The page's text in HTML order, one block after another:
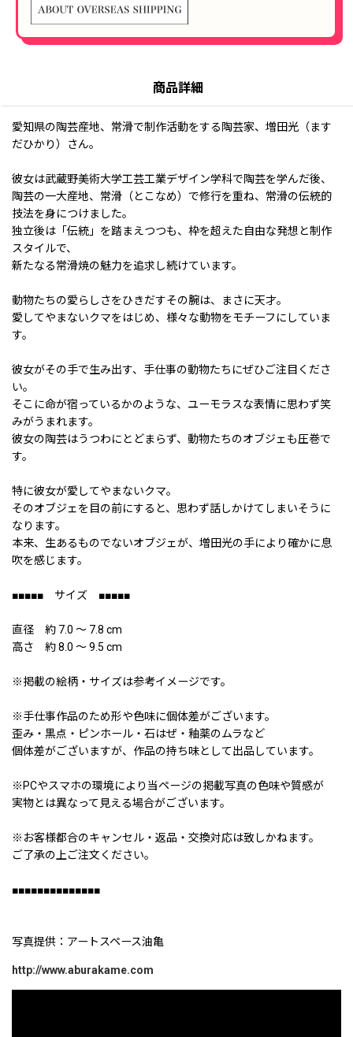
商品詳細
愛知県の陶芸産地、常滑で制作活動をする陶芸家、増田光（ます
だひかり）さん。
彼女は武蔵野美術大学工芸工業デザイン学科で陶芸を学んだ後、
陶芸の一大産地、常滑（とこなめ）で修行を重ね、常滑の伝統的
技法を身につけました。
独立後は「伝統」を踏まえつつも、枠を超えた自由な発想と制作
スタイルで、
新たなる常滑焼の魅力を追求し続けています。
動物たちの愛らしさをひきだすその腕は、まさに天才。
愛してやまないクマをはじめ、様々な動物をモチーフにしていま
す。
彼女がその手で生み出す、手仕事の動物たちにぜひご注目くださ
い。
そこに命が宿っているかのような、ユーモラスな表情に思わず笑
みがうまれます。
彼女の陶芸はうつわにとどまらず、動物たちのオブジェも圧巻で
す。
特に彼女が愛してやまないクマ。
そのオブジェを目の前にすると、思わず話しかけてしまいそうに
なります。
本来、生あるものでないオブジェが、増田光の手により確かに息
吹を感じます。
■■■■■ サイズ ■■■■■
直径 約 7.0 〜 7.8 cm
高さ 約 8.0 〜 9.5 cm
※掲載の絵柄・サイズは参考イメージです。
※手仕事作品のため形や色味に個体差がございます。
歪み・黒点・ピンホール・石はぜ・釉薬のムラなど
個体差がございますが、作品の持ち味として出品しています。
※PCやスマホの環境により当ページの掲載写真の色味や質感が
実物とは異なって見える場合がございます。
※お客様都合のキャンセル・返品・交換対応は致しかねます。
ご了承の上ご注文ください。
■■■■■■■■■■■■■■
写真提供：アートスペース油亀
http://www.aburakame.com